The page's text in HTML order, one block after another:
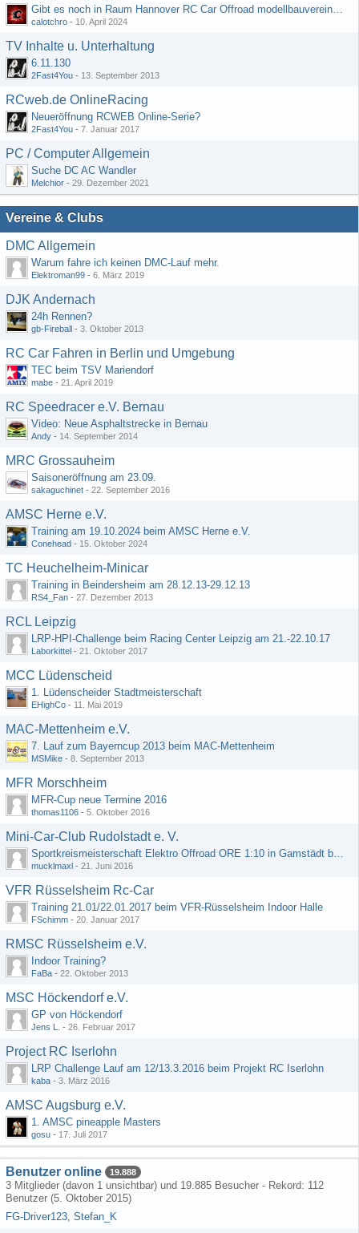
Gibt es noch in Raum Hannover RC Car Offroad modellbauvereine, habe selbst schon gegoogelt aber erfolglos
calotchro - 10. April 2024
TV Inhalte u. Unterhaltung
6.11.130
2Fast4You - 13. September 2013
RCweb.de OnlineRacing
Neueröffnung RCWEB Online-Serie?
2Fast4You - 7. Januar 2017
PC / Computer Allgemein
Suche DC AC Wandler
Melchior - 29. Dezember 2021
Vereine & Clubs
DMC Allgemein
Warum fahre ich keinen DMC-Lauf mehr.
Elektroman99 - 6. März 2019
DJK Andernach
24h Rennen?
gb-Fireball - 3. Oktober 2013
RC Car Fahren in Berlin und Umgebung
TEC beim TSV Mariendorf
mabe - 21. April 2019
RC Speedracer e.V. Bernau
Video: Neue Asphaltstrecke in Bernau
Andy - 14. September 2014
MRC Grossauheim
Saisoneröffnung am 23.09.
sakaguchinet - 22. September 2016
AMSC Herne e.V.
Training am 19.10.2024 beim AMSC Herne e.V.
Conehead - 15. Oktober 2024
TC Heuchelheim-Minicar
Training in Beindersheim am 28.12.13-29.12.13
RS4_Fan - 27. Dezember 2013
RCL Leipzig
LRP-HPI-Challenge beim Racing Center Leipzig am 21.-22.10.17
Laborkittel - 21. Oktober 2017
MCC Lüdenscheid
1. Lüdenscheider Stadtmeisterschaft
EHighCo - 11. Mai 2019
MAC-Mettenheim e.V.
7. Lauf zum Bayerncup 2013 beim MAC-Mettenheim
MSMike - 8. September 2013
MFR Morschheim
MFR-Cup neue Termine 2016
thomas1106 - 5. Oktober 2016
Mini-Car-Club Rudolstadt e. V.
Sportkreismeisterschaft Elektro Offroad ORE 1:10 in Gamstädt bei Erfurt, Outdoor mit Indoor Ausweichmöglichkeit!!!
mucklmaxl - 21. Juni 2016
VFR Rüsselsheim Rc-Car
Training 21.01/22.01.2017 beim VFR-Rüsselsheim Indoor Halle
FSchimm - 20. Januar 2017
RMSC Rüsselsheim e.V.
Indoor Training?
FaBa - 22. Oktober 2013
MSC Höckendorf e.V.
GP von Höckendorf
Jens L. - 26. Februar 2017
Project RC Iserlohn
LRP Challenge Lauf am 12/13.3.2016 beim Projekt RC Iserlohn
kaba - 3. März 2016
AMSC Augsburg e.V.
1. AMSC pineapple Masters
gosu - 17. Juli 2017
Benutzer online 19.888
3 Mitglieder (davon 1 unsichtbar) und 19.885 Besucher - Rekord: 112
Benutzer (5. Oktober 2015)
FG-Driver123 Stefan_K